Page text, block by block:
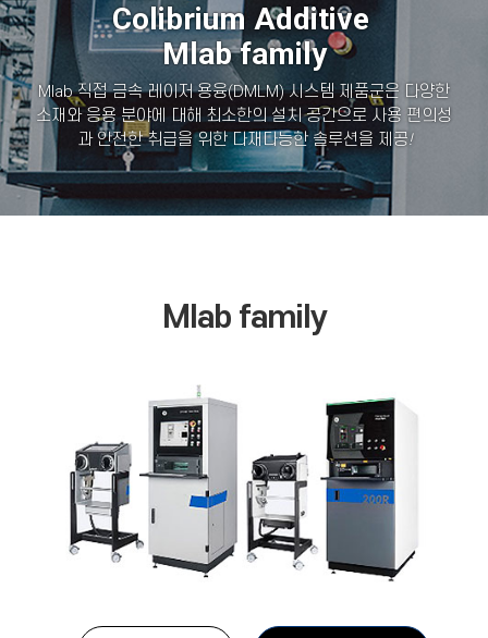
Colibrium Additive
Mlab family
Mlab 직접 금속 레이저 용융(DMLM) 시스템 제품군은 다양한
소재와 응용 분야에 대해 최소한의 설치 공간으로 사용 편의성
과 안전한 취급을 위한 다재다능한 솔루션을 제공!
Mlab family